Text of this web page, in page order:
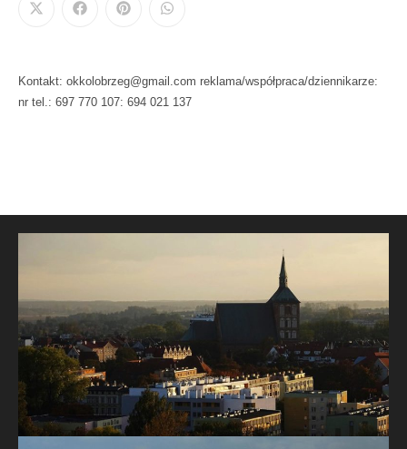
Kontakt: okkolobrzeg@gmail.com reklama/współpraca/dziennikarze:
nr tel.: 697 770 107: 694 021 137